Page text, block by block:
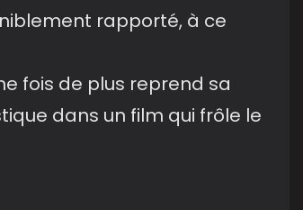
rapporté, à ce
fois de plus reprend sa
dans un film qui frôle le